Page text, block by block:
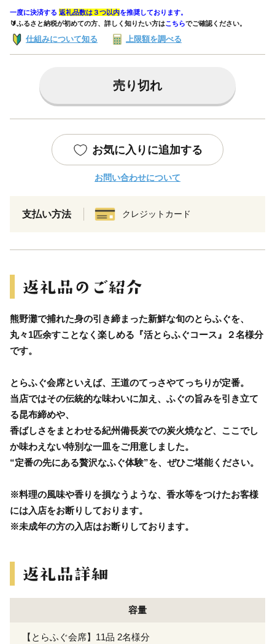
一度に決済する 返礼品数は３つ以内を推奨しております。
🔰ふるさと納税が初めての方、詳しく知りたい方はこちらでご確認ください。
仕組みについて知る 上限額を調べる
売り切れ
お気に入りに追加する
お問い合わせについて
支払い方法 クレジットカード
熊野灘で捕れた身の引き締まった新鮮な旬のとらふぐを、
丸々1匹余すことなく楽しめる『活とらふぐコース』２名様分
です。
とらふぐ会席といえば、王道のてっさやてっちりが定番。
当店ではその伝統的な味わいに加え、ふぐの旨みを引き立て
る昆布締めや、
香ばしさをまとわせる紀州備長炭での炭火焼など、ここでし
か味わえない特別な一皿をご用意しました。
“定番の先にある贅沢なふぐ体験”を、ぜひご堪能ください。
※料理の風味や香りを損なうような、香水等をつけたお客様
には入店をお断りしております。
※未成年の方の入店はお断りしております。
容量
【とらふぐ会席】11品 2名様分